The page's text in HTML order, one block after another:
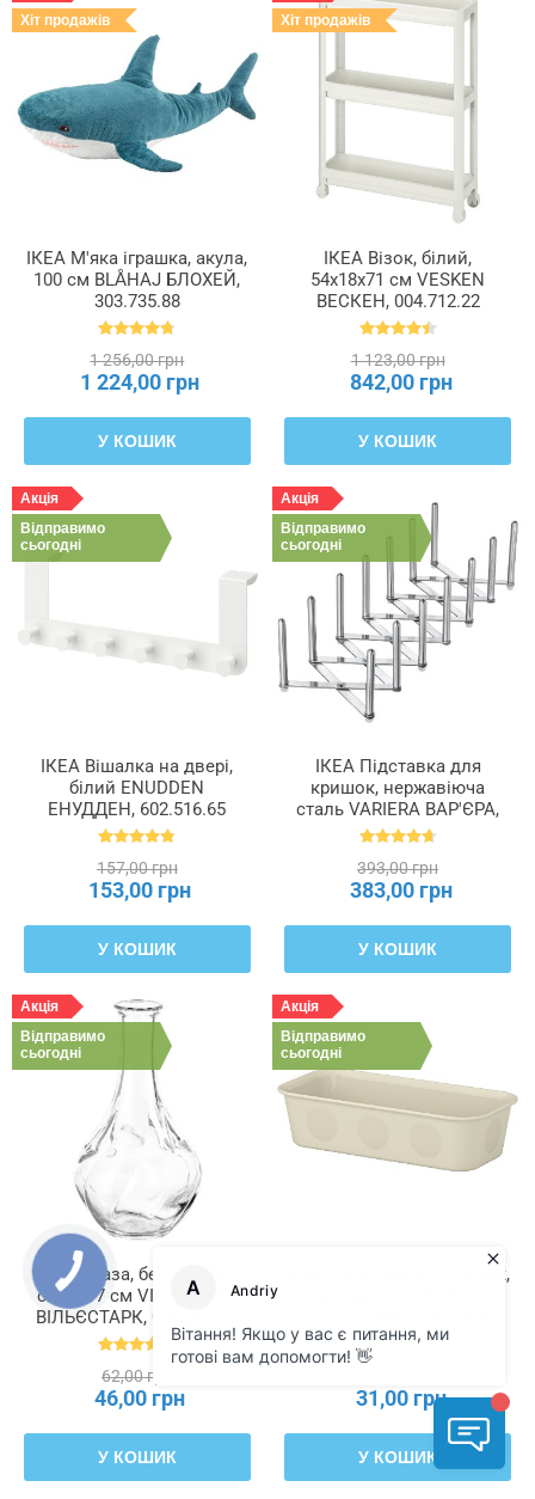
Хіт продажів
ІКЕА М'яка іграшка, акула,
100 см BLÅHAJ БЛОХЕЙ,
303.735.88
1 256,00 грн
1 224,00 грн
У КОШИК
Хіт продажів
ІКЕА Візок, білий,
54x18x71 см VESKEN
ВЕСКЕН, 004.712.22
1 123,00 грн
842,00 грн
У КОШИК
Акція
Відправимо
сьогодні
ІКЕА Вішалка на двері,
білий ENUDDEN
ЕНУДДЕН, 602.516.65
157,00 грн
153,00 грн
У КОШИК
Акція
Відправимо
сьогодні
ІКЕА Підставка для
кришок, нержавіюча
сталь VARIERA ВАР'ЄРА,
701.548.00
393,00 грн
383,00 грн
У КОШИК
Акція
Відправимо
сьогодні
ІКЕА Ваза, безбарвне
скло, 17 см VILJESTARK
ВІЛЬЄСТАРК, 003.385.77
62,00 грн
46,00 грн
У КОШИК
Акція
Відправимо
сьогодні
ІКЕА Органайзер, пластик,
31,00 грн
У КОШИК